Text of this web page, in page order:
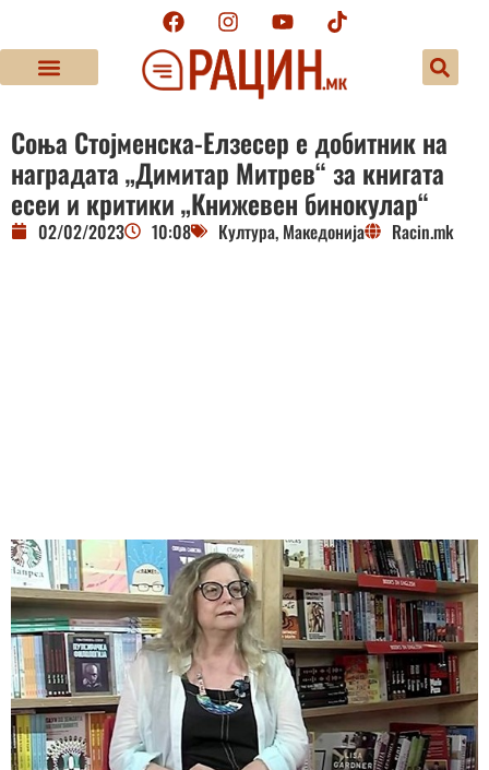
Соња Стојменска-Елзесер е добитник на
наградата „Димитар Митрев“ за книгата
есеи и критики „Книжевен бинокулар“
02/02/2023 10:08 Култура, Македонија Racin.mk